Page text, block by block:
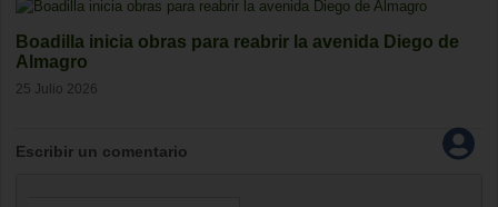
Boadilla inicia obras para reabrir la avenida Diego de
Almagro
25 Julio 2026
Escribir un comentario